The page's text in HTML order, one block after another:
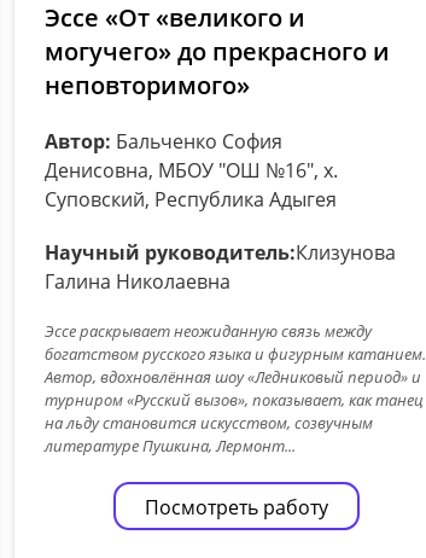
Эссе «От «великого и
могучего» до прекрасного и
неповторимого»
Автор: Бальченко София
Денисовна, МБОУ "ОШ №16", х.
Суповский, Республика Адыгея
Научный руководитель:Клизунова
Галина Николаевна
Эссе раскрывает неожиданную связь между
богатством русского языка и фигурным катанием.
Автор, вдохновлённая шоу «Ледниковый период» и
турниром «Русский вызов», показывает, как танец
на льду становится искусством, созвучным
литературе Пушкина, Лермонт...
Посмотреть работу